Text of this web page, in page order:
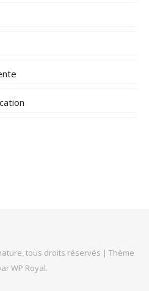
tous droits réservés | Thème
WP Royal.